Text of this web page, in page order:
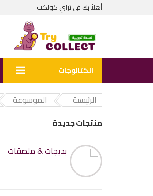
أهلاً بك فىتراي كولكت
الكتالوجات
الرئيسية الموسوعة
منتجات جديدة
بديجات & ملصقات